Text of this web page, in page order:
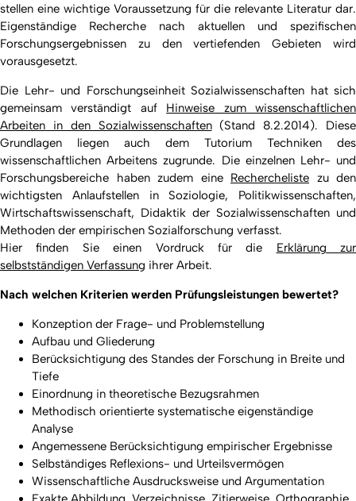
stellen eine wichtige Voraussetzung für die relevante Literatur dar.
Eigenständige Recherche nach aktuellen und spezifischen
Forschungsergebnissen zu den vertiefenden Gebieten wird
vorausgesetzt.
Die Lehr- und Forschungseinheit Sozialwissenschaften hat sich
gemeinsam verständigt auf Hinweise zum wissenschaftlichen
Arbeiten in den Sozialwissenschaften(Stand 8.2.2014). Diese
Grundlagen liegen auch dem Tutorium Techniken des
wissenschaftlichen Arbeitens zugrunde. Die einzelnen Lehr- und
Forschungsbereiche haben zudem eine Rechercheliste zu den
wichtigsten Anlaufstellen in Soziologie, Politikwissenschaften,
Wirtschaftswissenschaft, Didaktik der Sozialwissenschaften und
Methoden der empirischen Sozialforschung verfasst.
Hier finden Sie einen Vordruck für die Erklärung zur
selbstständigen Verfassung ihrer Arbeit.
Nach welchen Kriterien werden Prüfungsleistungen bewertet?
Konzeption der Frage- und Problemstellung
Aufbau und Gliederung
Berücksichtigung des Standes der Forschung in Breite und
Tiefe
Einordnung in theoretische Bezugsrahmen
Methodisch orientierte systematische eigenständige
Analyse
Angemessene Berücksichtigung empirischer Ergebnisse
Selbständiges Reflexions- und Urteilsvermögen
Wissenschaftliche Ausdrucksweise und Argumentation